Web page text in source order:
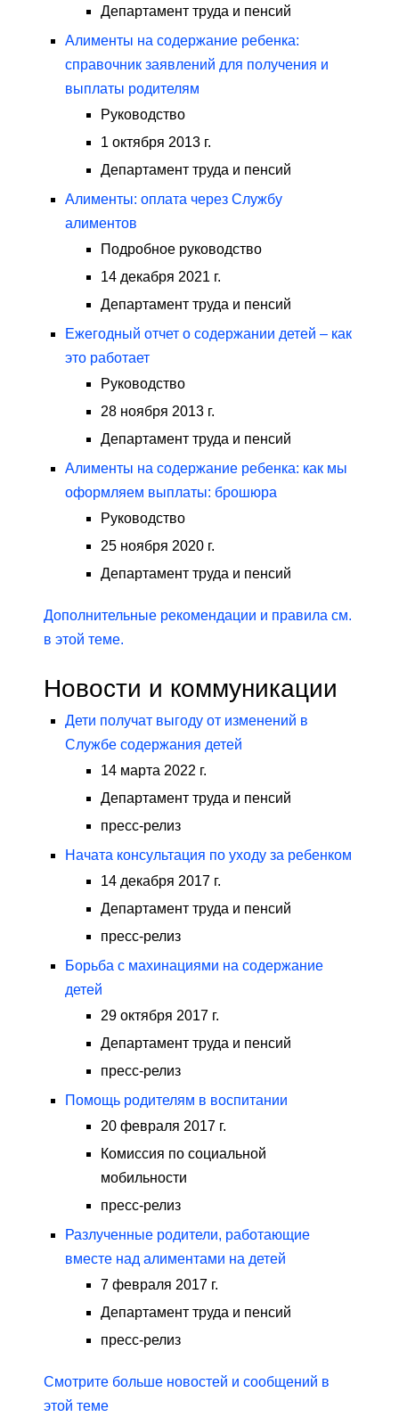
Департамент труда и пенсий
Алименты на содержание ребенка:
справочник заявлений для получения и
выплаты родителям
Руководство
1 октября 2013 г.
Департамент труда и пенсий
Алименты: оплата через Службу
алиментов
Подробное руководство
14 декабря 2021 г.
Департамент труда и пенсий
Ежегодный отчет о содержании детей – как
это работает
Руководство
28 ноября 2013 г.
Департамент труда и пенсий
Алименты на содержание ребенка: как мы
оформляем выплаты: брошюра
Руководство
25 ноября 2020 г.
Департамент труда и пенсий
Дополнительные рекомендации и правила см.
в этой теме.
Новости и коммуникации
Дети получат выгоду от изменений в
Службе содержания детей
14 марта 2022 г.
Департамент труда и пенсий
пресс-релиз
Начата консультация по уходу за ребенком
14 декабря 2017 г.
Департамент труда и пенсий
пресс-релиз
Борьба с махинациями на содержание
детей
29 октября 2017 г.
Департамент труда и пенсий
пресс-релиз
Помощь родителям в воспитании
20 февраля 2017 г.
Комиссия по социальной
мобильности
пресс-релиз
Разлученные родители, работающие
вместе над алиментами на детей
7 февраля 2017 г.
Департамент труда и пенсий
пресс-релиз
Смотрите больше новостей и сообщений в
этой теме